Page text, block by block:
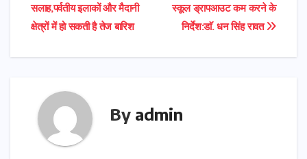
स्कूल ड्रापआउट कम करने के
निर्देश:डाॅ. धन सिंह रावत
सलाह,पर्वतीय इलाकों और मैदानी
क्षेत्रों में हो सकती है तेज बारिश
By admin